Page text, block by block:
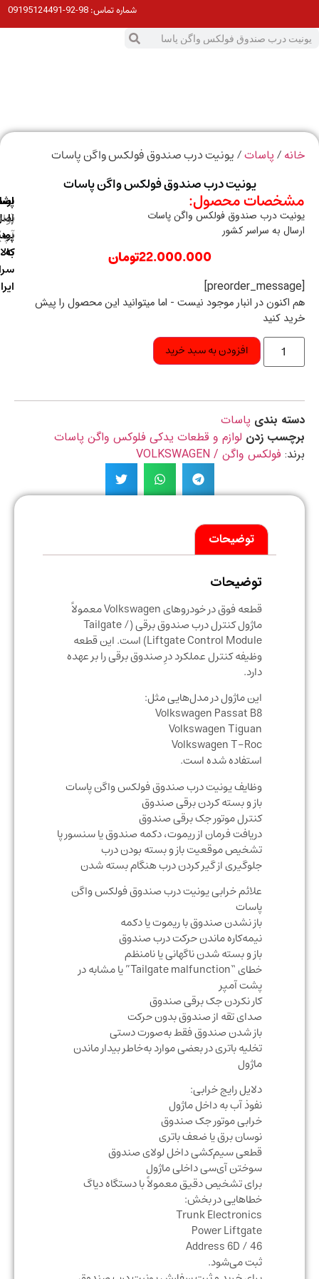
شماره تماس:98-92-09195124491
/پاسات/ یونیت درب صندوق فولکس واگن پاسات
یونیت درب صندوق فولکس واگن پاسات
محصول:
درب صندوق فولکس واگن پاسات
به سراسر کشور
22.000.000تومان
در انبار موجود نیست - اما میتوانید این محصول را پیش
کنید
افزودن به سبد خرید
بندی پاسات
زدن لوازم و قطعات یدکی فلوکس واگن پاسات
فولکس واگن / VOLKSWAGEN
سراسر
اصالت
پشتیبانی
(واتس
توضیحات
توضیحات
قطعه فوق در خودروهای Volkswagen معمولاً
ماژول کنترل درب صندوق برقی (Tailgate /
Liftgate Control Module) است. این قطعه
وظیفه کنترل عملکرد درِ صندوق برقی را بر عهده
این ماژول در مدل‌هایی مثل:
Volkswagen Passat B8
Volkswagen Tiguan
Volkswagen T‑Roc
استفاده شده است.
وظایف یونیت درب صندوق فولکس واگن پاسات
باز و بسته کردن برقی صندوق
کنترل موتور جک برقی صندوق
دریافت فرمان از ریموت، دکمه صندوق یا سنسور پا
تشخیص موقعیت باز و بسته بودن درب
جلوگیری از گیر کردن درب هنگام بسته شدن
علائم خرابی یونیت درب صندوق فولکس واگن
پاسات
باز نشدن صندوق با ریموت یا دکمه
نیمه‌کاره ماندن حرکت درب صندوق
باز و بسته شدن ناگهانی یا نامنظم
خطای “Tailgate malfunction” یا مشابه در
پشت آمپر
کار نکردن جک برقی صندوق
صدای تقه از صندوق بدون حرکت
باز شدن صندوق فقط به‌صورت دستی
تخلیه باتری در بعضی موارد به‌خاطر بیدار ماندن
دلایل رایج خرابی:
نفوذ آب به داخل ماژول
خرابی موتور جک صندوق
نوسان برق یا ضعف باتری
قطعی سیم‌کشی داخل لولای صندوق
سوختن آی‌سی داخلی ماژول
برای تشخیص دقیق معمولاً با دستگاه دیاگ
خطاهایی در بخش:
Trunk Electronics
Power Liftgate
Address 6D / 46
ثبت می‌شود.